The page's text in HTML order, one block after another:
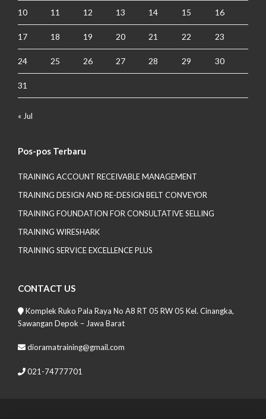
10 11 12 13 14 15 16
17 18 19 20 21 22 23
24 25 26 27 28 29 30
31
« Jul
Pos-pos Terbaru
TRAINING ACCOUNT RECEIVABLE MANAGEMENT
TRAINING DESIGN AND RE-DESIGN BELT CONVEYOR
TRAINING FOUNDATION FOR CONSULTATIVE SELLING
TRAINING WIRESHARK
TRAINING SERVICE EXCELLENCE PLUS
CONTACT US
Komplek Ruko Pala Raya No A8 RT 05 RW 05 Kel. Cinangka,
Sawangan Depok – Jawa Barat
dioramatraining@gmail.com
021-74777701